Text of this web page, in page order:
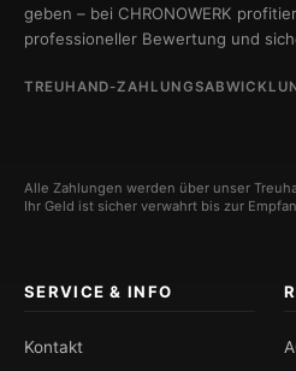
geben – bei CHRONOWERK
professioneller Bewertung und
TREUHAND-
Alle Zahlungen werden über unser
Ihr Geld ist sicher verwahrt bis zur
SERVICE & INFO
Kontakt